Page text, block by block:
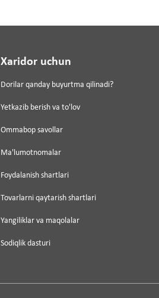
Xaridor uchun
Dorilar qanday buyurtma qilinadi?
Yetkazib berish va to'lov
Ommabop savollar
Ma'lumotnomalar
Foydalanish shartlari
Tovarlarni qaytarish shartlari
Yangiliklar va maqolalar
Sodiqlik dasturi